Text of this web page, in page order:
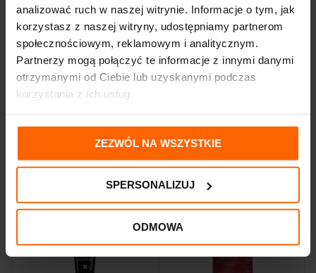
analizować ruch w naszej witrynie. Informacje o tym, jak
korzystasz z naszej witryny, udostępniamy partnerom
społecznościowym, reklamowym i analitycznym.
Partnerzy mogą połączyć te informacje z innymi danymi
otrzymanymi od Ciebie lub uzyskanymi podczas
korzystania z ich usług.
ZEZWÓL NA WSZYSTKIE
SPERSONALIZUJ
ODMOWA
OPINIE (0)
DOSTAWA I PŁATNOŚĆ
PODOBNE PRODUKTY